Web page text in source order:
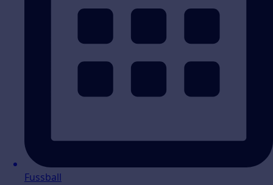
Fussball